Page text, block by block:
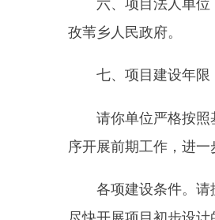
尽快开展项目初步设计的
批工作。初步设计编制过程
模进行编制，严格按照批